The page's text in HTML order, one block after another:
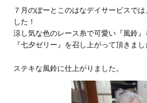
７月のぽーとこのはなデイサービスで
した！
涼し気な色のレース糸で可愛い『風鈴
『七夕ゼリー』を召し上がって頂きまし
ステキな風鈴に仕上がりました。